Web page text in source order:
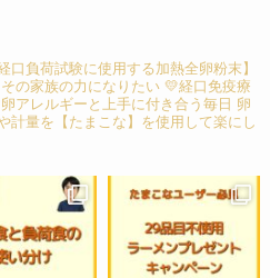
口負荷試験に使用する加熱全卵粉末】
の家族の力になりたい 💛経口免疫療
アレルギーと上手に付き合う毎日 卵
計量を【たまこな】を使用して楽にし